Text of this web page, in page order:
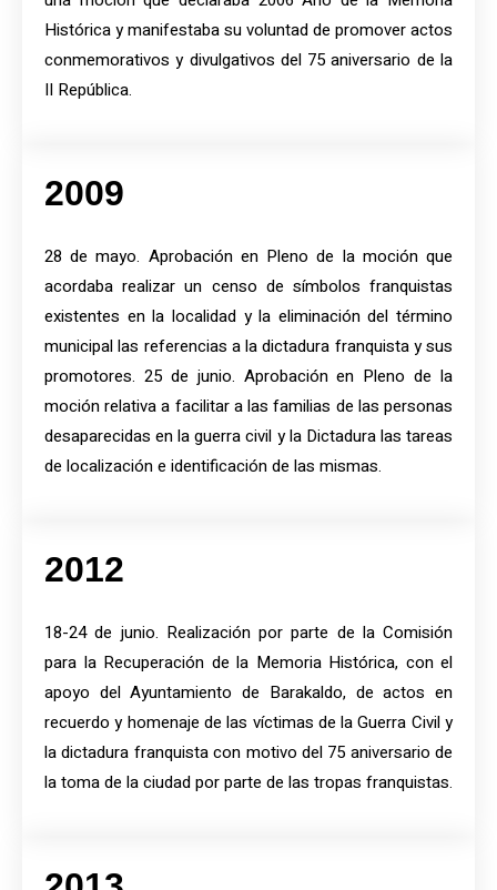
Histórica y manifestaba su voluntad de promover actos
conmemorativos y divulgativos del 75 aniversario de la
II República.
2009
28 de mayo. Aprobación en Pleno de la moción que
acordaba realizar un censo de símbolos franquistas
existentes en la localidad y la eliminación del término
municipal las referencias a la dictadura franquista y sus
promotores. 25 de junio. Aprobación en Pleno de la
moción relativa a facilitar a las familias de las personas
desaparecidas en la guerra civil y la Dictadura las tareas
de localización e identificación de las mismas.
2012
18-24 de junio. Realización por parte de la Comisión
para la Recuperación de la Memoria Histórica, con el
apoyo del Ayuntamiento de Barakaldo, de actos en
recuerdo y homenaje de las víctimas de la Guerra Civil y
la dictadura franquista con motivo del 75 aniversario de
la toma de la ciudad por parte de las tropas franquistas.